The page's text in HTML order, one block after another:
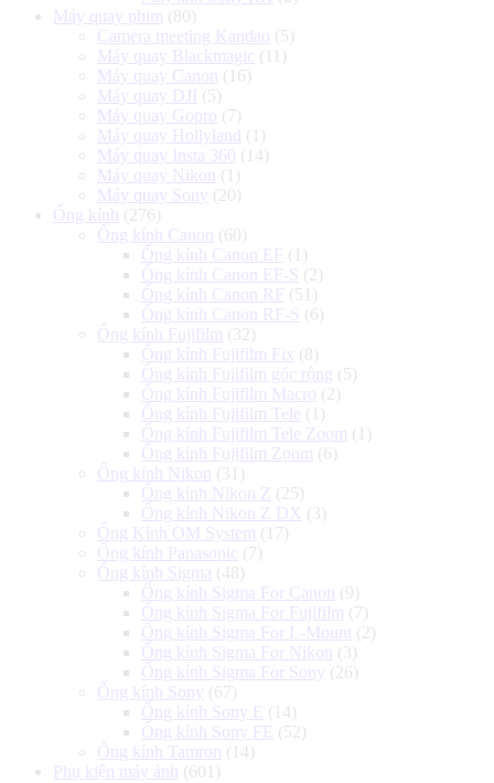
Máy quay phim (80)
Camera meeting Kandao (5)
Máy quay Blackmagic (11)
Máy quay Canon
(16)
Máy quay DJI (5)
Máy quay Gopro (7)
Máy quay Hollyland
(1)
Máy quay Insta 360 (14)
Máy quay Nikon
(1)
Máy quay Sony (20)
Ống kính
(276)
Ống kính Canon
(60)
Ống kính Canon EF
(1)
Ống kính Canon EF-S (2)
Ống kính Canon RF
(51)
Ống kính Canon RF-S (6)
Ống kính Fujifilm (32)
Ống kính Fujifilm Fix (8)
Ống kính Fujifilm góc rộng (5)
Ống kính Fujifilm Macro (2)
Ống kính Fujifilm Tele (1)
Ống kính Fujifilm Tele Zoom (1)
Ống kính Fujifilm Zoom (6)
Ống kính Nikon
(31)
Ống kính Nikon Z (25)
Ống kính Nikon Z DX (3)
Ống Kính OM System (17)
Ống kính Panasonic (7)
Ống kính Sigma (48)
Ống kính Sigma For Canon
(9)
Ống kính Sigma For Fujifilm (7)
Ống kính Sigma For L-Mount (2)
Ống kính Sigma For Nikon
(3)
Ống kính Sigma For Sony (26)
Ống kính Sony (67)
Ống kính Sony E
(14)
Ống kính Sony FE
(52)
Ống kính Tamron
(14)
Phụ kiện máy ảnh
(601)